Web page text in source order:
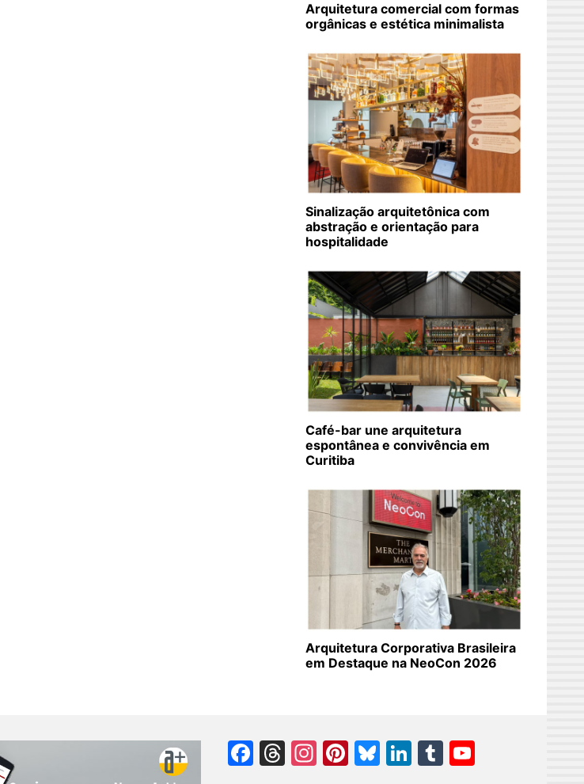
Arquitetura comercial com formas
orgânicas e estética minimalista
Sinalização arquitetônica com
abstração e orientação para
hospitalidade
Café-bar une arquitetura
espontânea e convivência em
Curitiba
Arquitetura Corporativa Brasileira
em Destaque na NeoCon 2026
Facebook
Threads
Instagram
Pinterest
Bluesky
LinkedIn
Tumblr